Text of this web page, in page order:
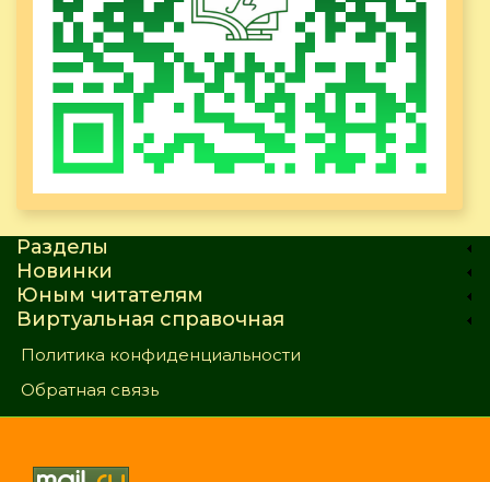
Разделы
Новинки
Юным читателям
Виртуальная справочная
Политика конфиденциальности
Обратная связь